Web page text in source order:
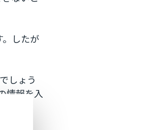
したが
しょう
情報を入